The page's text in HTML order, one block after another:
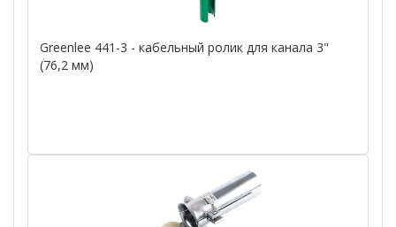
Greenlee 441-3 - кабельный ролик для канала 3"
(76,2 мм)